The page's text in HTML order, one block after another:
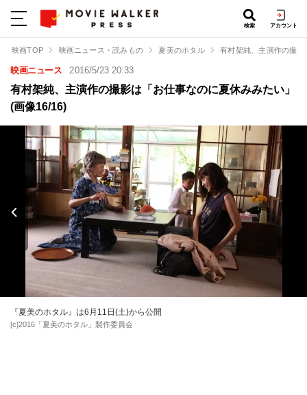
検索 アカウント
映画TOP 映画ニュース・読みもの 夏美のホタル 有村架純、主演作の撮
映画ニュース 2016/5/23 20:33
有村架純、主演作の撮影は「お仕事なのに夏休みみたい」
(画像16/16)
『夏美のホタル』は6月11日(土)から公開
[c]2016「夏美のホタル」製作委員会